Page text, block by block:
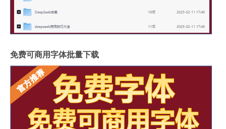
免费可商用字体批量下载